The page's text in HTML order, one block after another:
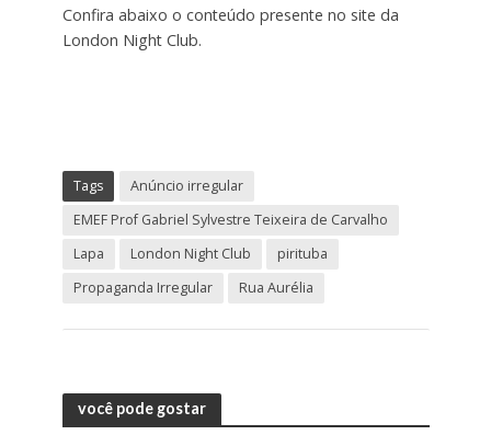
Confira abaixo o conteúdo presente no site da
London Night Club.
Tags
Anúncio irregular
EMEF Prof Gabriel Sylvestre Teixeira de Carvalho
Lapa
London Night Club
pirituba
Propaganda Irregular
Rua Aurélia
você pode gostar